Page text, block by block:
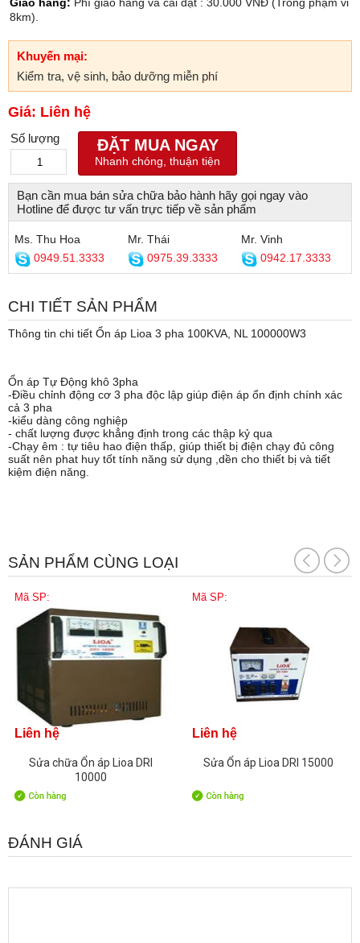
8km).
Khuyến mại:
Kiểm tra, vệ sinh, bảo dưỡng miễn phí
Giá: Liên hệ
Số lượng ĐẶT MUA NGAY
Nhanh chóng, thuận tiện
Bạn cần mua bán sửa chữa bảo hành hãy gọi ngay vào
Hotline để được tư vấn trực tiếp về sản phẩm
Ms. Thu Hoa
0949.51.3333
Mr. Thái
0975.39.3333
Mr. Vinh
0942.17.3333
CHI TIẾT SẢN PHẨM
Thông tin chi tiết Ổn áp Lioa 3 pha 100KVA, NL 100000W3
Ổn áp Tự Động khô 3pha
-Điều chỉnh động cơ 3 pha độc lập giúp điện áp ổn định chính xác
cả 3 pha
-kiểu dàng công nghiệp
- chất lượng được khẳng định trong các thập kỷ qua
-Chạy êm : tự tiêu hao điện thấp, giúp thiết bị điện chạy đủ công
suất nên phat huy tốt tính năng sử dụng ,dền cho thiết bị và tiết
kiệm điện năng.
SẢN PHẨM CÙNG LOẠI
Mã SP:
Liên hệ
Sửa chữa Ổn áp Lioa DRI
10000
Mã SP:
Liên hệ
Sửa Ổn áp Lioa DRI 15000
ĐÁNH GIÁ